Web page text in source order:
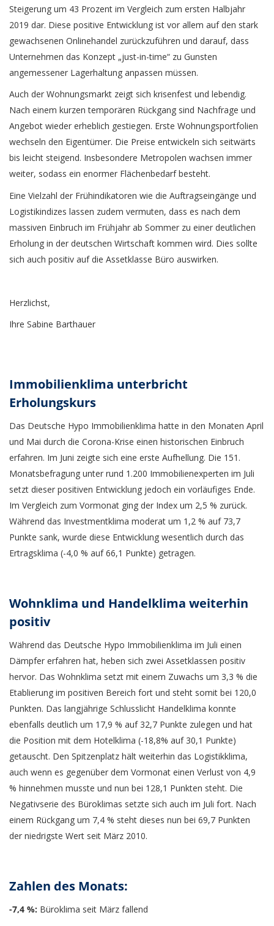
Steigerung um 43 Prozent im Vergleich zum ersten Halbjahr
2019 dar. Diese positive Entwicklung ist vor allem auf den stark
gewachsenen Onlinehandel zurückzuführen und darauf, dass
Unternehmen das Konzept „just-in-time“ zu Gunsten
angemessener Lagerhaltung anpassen müssen.
Auch der Wohnungsmarkt zeigt sich krisenfest und lebendig.
Nach einem kurzen temporären Rückgang sind Nachfrage und
Angebot wieder erheblich gestiegen. Erste Wohnungsportfolien
wechseln den Eigentümer. Die Preise entwickeln sich seitwärts
bis leicht steigend. Insbesondere Metropolen wachsen immer
weiter, sodass ein enormer Flächenbedarf besteht.
Eine Vielzahl der Frühindikatoren wie die Auftragseingänge und
Logistikindizes lassen zudem vermuten, dass es nach dem
massiven Einbruch im Frühjahr ab Sommer zu einer deutlichen
Erholung in der deutschen Wirtschaft kommen wird. Dies sollte
sich auch positiv auf die Assetklasse Büro auswirken.
Herzlichst,
Ihre Sabine Barthauer
Immobilienklima unterbricht
Erholungskurs
Das Deutsche Hypo Immobilienklima hatte in den Monaten April
und Mai durch die Corona-Krise einen historischen Einbruch
erfahren. Im Juni zeigte sich eine erste Aufhellung. Die 151.
Monatsbefragung unter rund 1.200 Immobilienexperten im Juli
setzt dieser positiven Entwicklung jedoch ein vorläufiges Ende.
Im Vergleich zum Vormonat ging der Index um 2,5 % zurück.
Während das Investmentklima moderat um 1,2 % auf 73,7
Punkte sank, wurde diese Entwicklung wesentlich durch das
Ertragsklima (-4,0 % auf 66,1 Punkte) getragen.
Wohnklima und Handelklima weiterhin
positiv
Während das Deutsche Hypo Immobilienklima im Juli einen
Dämpfer erfahren hat, heben sich zwei Assetklassen positiv
hervor. Das Wohnklima setzt mit einem Zuwachs um 3,3 % die
Etablierung im positiven Bereich fort und steht somit bei 120,0
Punkten. Das langjährige Schlusslicht Handelklima konnte
ebenfalls deutlich um 17,9 % auf 32,7 Punkte zulegen und hat
die Position mit dem Hotelklima (-18,8% auf 30,1 Punkte)
getauscht. Den Spitzenplatz hält weiterhin das Logistikklima,
auch wenn es gegenüber dem Vormonat einen Verlust von 4,9
% hinnehmen musste und nun bei 128,1 Punkten steht. Die
Negativserie des Büroklimas setzte sich auch im Juli fort. Nach
einem Rückgang um 7,4 % steht dieses nun bei 69,7 Punkten
der niedrigste Wert seit März 2010.
Zahlen des Monats:
-7,4 %: Büroklima seit März fallend